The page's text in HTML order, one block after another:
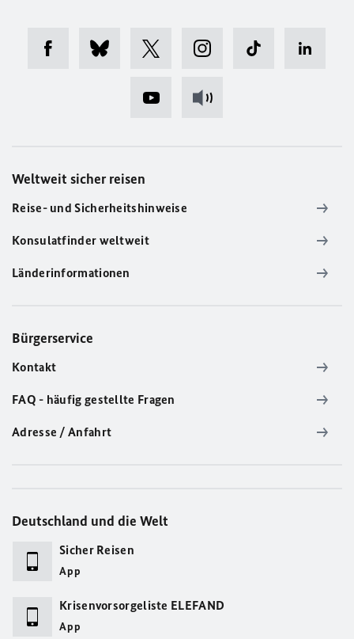
Weltweit sicher reisen
Reise- und Sicherheitshinweise
Konsulatfinder weltweit
Länderinformationen
Bürgerservice
Kontakt
FAQ - häufig gestellte Fragen
Adresse / Anfahrt
Deutschland und die Welt
Sicher Reisen
App
Krisenvorsorgeliste ELEFAND
App